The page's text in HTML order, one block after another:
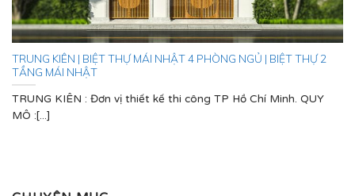
TRUNG KIÊN | BIỆT THỰ MÁI NHẬT 4 PHÒNG NGỦ | BIỆT THỰ 2
TẦNG MÁI NHẬT
TRUNG KIÊN : Đơn vị thiết kế thi công TP Hồ Chí Minh. QUY
MÔ :[...]